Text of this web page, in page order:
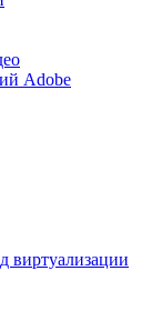
Adobe
виртуализации